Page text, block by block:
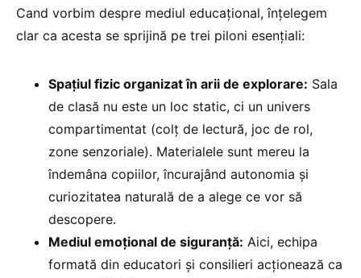
Cand vorbim despre mediul educațional, înțelegem
clar ca acesta se sprijină pe trei piloni esențiali:
Spațiul fizic organizat în arii de explorare: Sala
de clasă nu este un loc static, ci un univers
compartimentat (colț de lectură, joc de rol,
zone senzoriale). Materialele sunt mereu la
îndemâna copiilor, încurajând autonomia și
curiozitatea naturală de a alege ce vor să
descopere.
Mediul emoțional de siguranță: Aici, echipa
formată din educatori și consilieri acționează ca